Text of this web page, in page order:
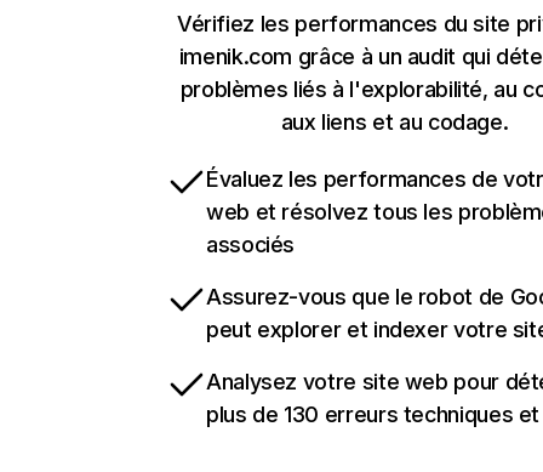
Vérifiez les performances du site
imenik.com grâce à un audit qui
problèmes liés à l'explorabilité, au
aux liens et au codage.
Évaluez les performances de
web et résolvez tous les
associés
Assurez-vous que le robot de
peut explorer et indexer votre
Analysez votre site web pour
plus de 130 erreurs techniques et